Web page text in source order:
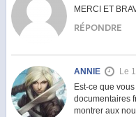
MERCI ET
RÉPONDRE
ANNIE
Le
Est-ce que
documentaires
montrer aux